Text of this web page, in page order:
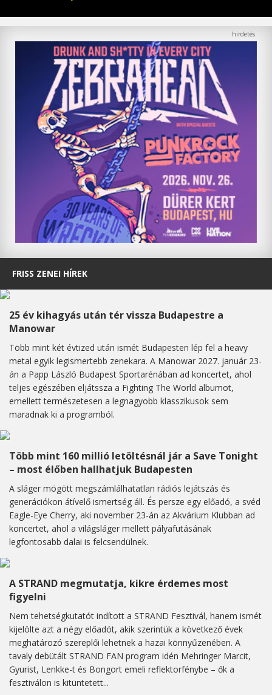
FRISS ZENEI HÍREK
25 év kihagyás után tér vissza Budapestre a
Manowar
Több mint két évtized után ismét Budapesten lép fel a heavy
metal egyik legismertebb zenekara. A Manowar 2027. január 23-
án a Papp László Budapest Sportarénában ad koncertet, ahol
teljes egészében eljátssza a Fighting The World albumot,
emellett természetesen a legnagyobb klasszikusok sem
maradnak ki a programból.
Több mint 160 millió letöltésnál jár a Save Tonight
– most élőben hallhatjuk Budapesten
A sláger mögött megszámlálhatatlan rádiós lejátszás és
generációkon átívelő ismertség áll. És persze egy előadó, a svéd
Eagle-Eye Cherry, aki november 23-án az Akvárium Klubban ad
koncertet, ahol a világsláger mellett pályafutásának
legfontosabb dalai is felcsendülnek.
A STRAND megmutatja, kikre érdemes most
figyelni
Nem tehetségkutatót indított a STRAND Fesztivál, hanem ismét
kijelölte azt a négy előadót, akik szerintük a következő évek
meghatározó szereplői lehetnek a hazai könnyűzenében. A
tavaly debütált STRAND FAN program idén Mehringer Marcit,
Gyurist, Lenkke-t és Bongort emeli reflektorfénybe – ők a
fesztiválon is kitüntetett...